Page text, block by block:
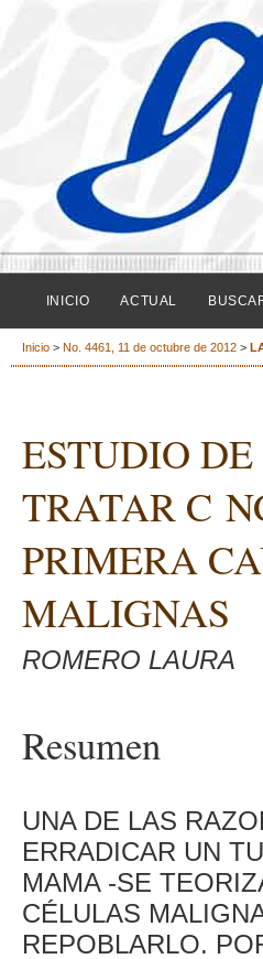
INICIO ACTUAL
Inicio > No. 4461, 11 de octubre de 2012 >
ESTUDIO
TRATAR C
PRIMERA
MALIGNAS
ROMERO LAURA
Resumen
UNA DE LAS
ERRADICAR UN
MAMA -SE
CÉLULAS
REPOBLARLO.